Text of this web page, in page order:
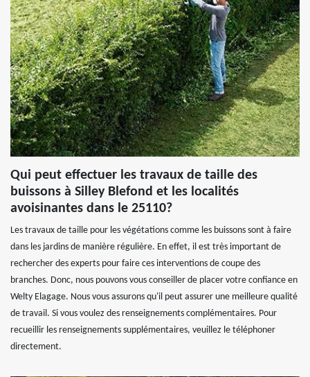
Qui peut effectuer les travaux de taille des
buissons à Silley Blefond et les localités
avoisinantes dans le 25110?
Les travaux de taille pour les végétations comme les buissons sont à faire
dans les jardins de manière régulière. En effet, il est très important de
rechercher des experts pour faire ces interventions de coupe des
branches. Donc, nous pouvons vous conseiller de placer votre confiance en
Welty Elagage. Nous vous assurons qu'il peut assurer une meilleure qualité
de travail. Si vous voulez des renseignements complémentaires. Pour
recueillir les renseignements supplémentaires, veuillez le téléphoner
directement.